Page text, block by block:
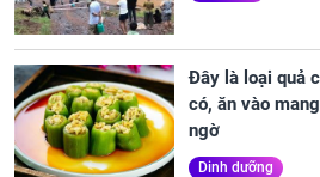
Đây là loại quả
có, ăn vào
ngờ
Dinh dưỡng